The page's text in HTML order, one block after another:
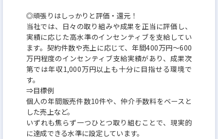
◎頑張りはしっかりと評価・還元！
当社では、日々の取り組みや成果を正当に評価し、
実績に応じた高水準のインセンティブを支給してい
ます。契約件数や売上に応じて、年間400万円～600
万円程度のインセンティブ支給実績があり、成果次
第では年収1,000万円以上も十分に目指せる環境で
す。
⇒目標例
個人の年間販売件数10件や、仲介手数料をベースと
した売上など。
いずれも焦らず一つひとつ取り組むことで、現実的
に達成できる水準に設定しています。